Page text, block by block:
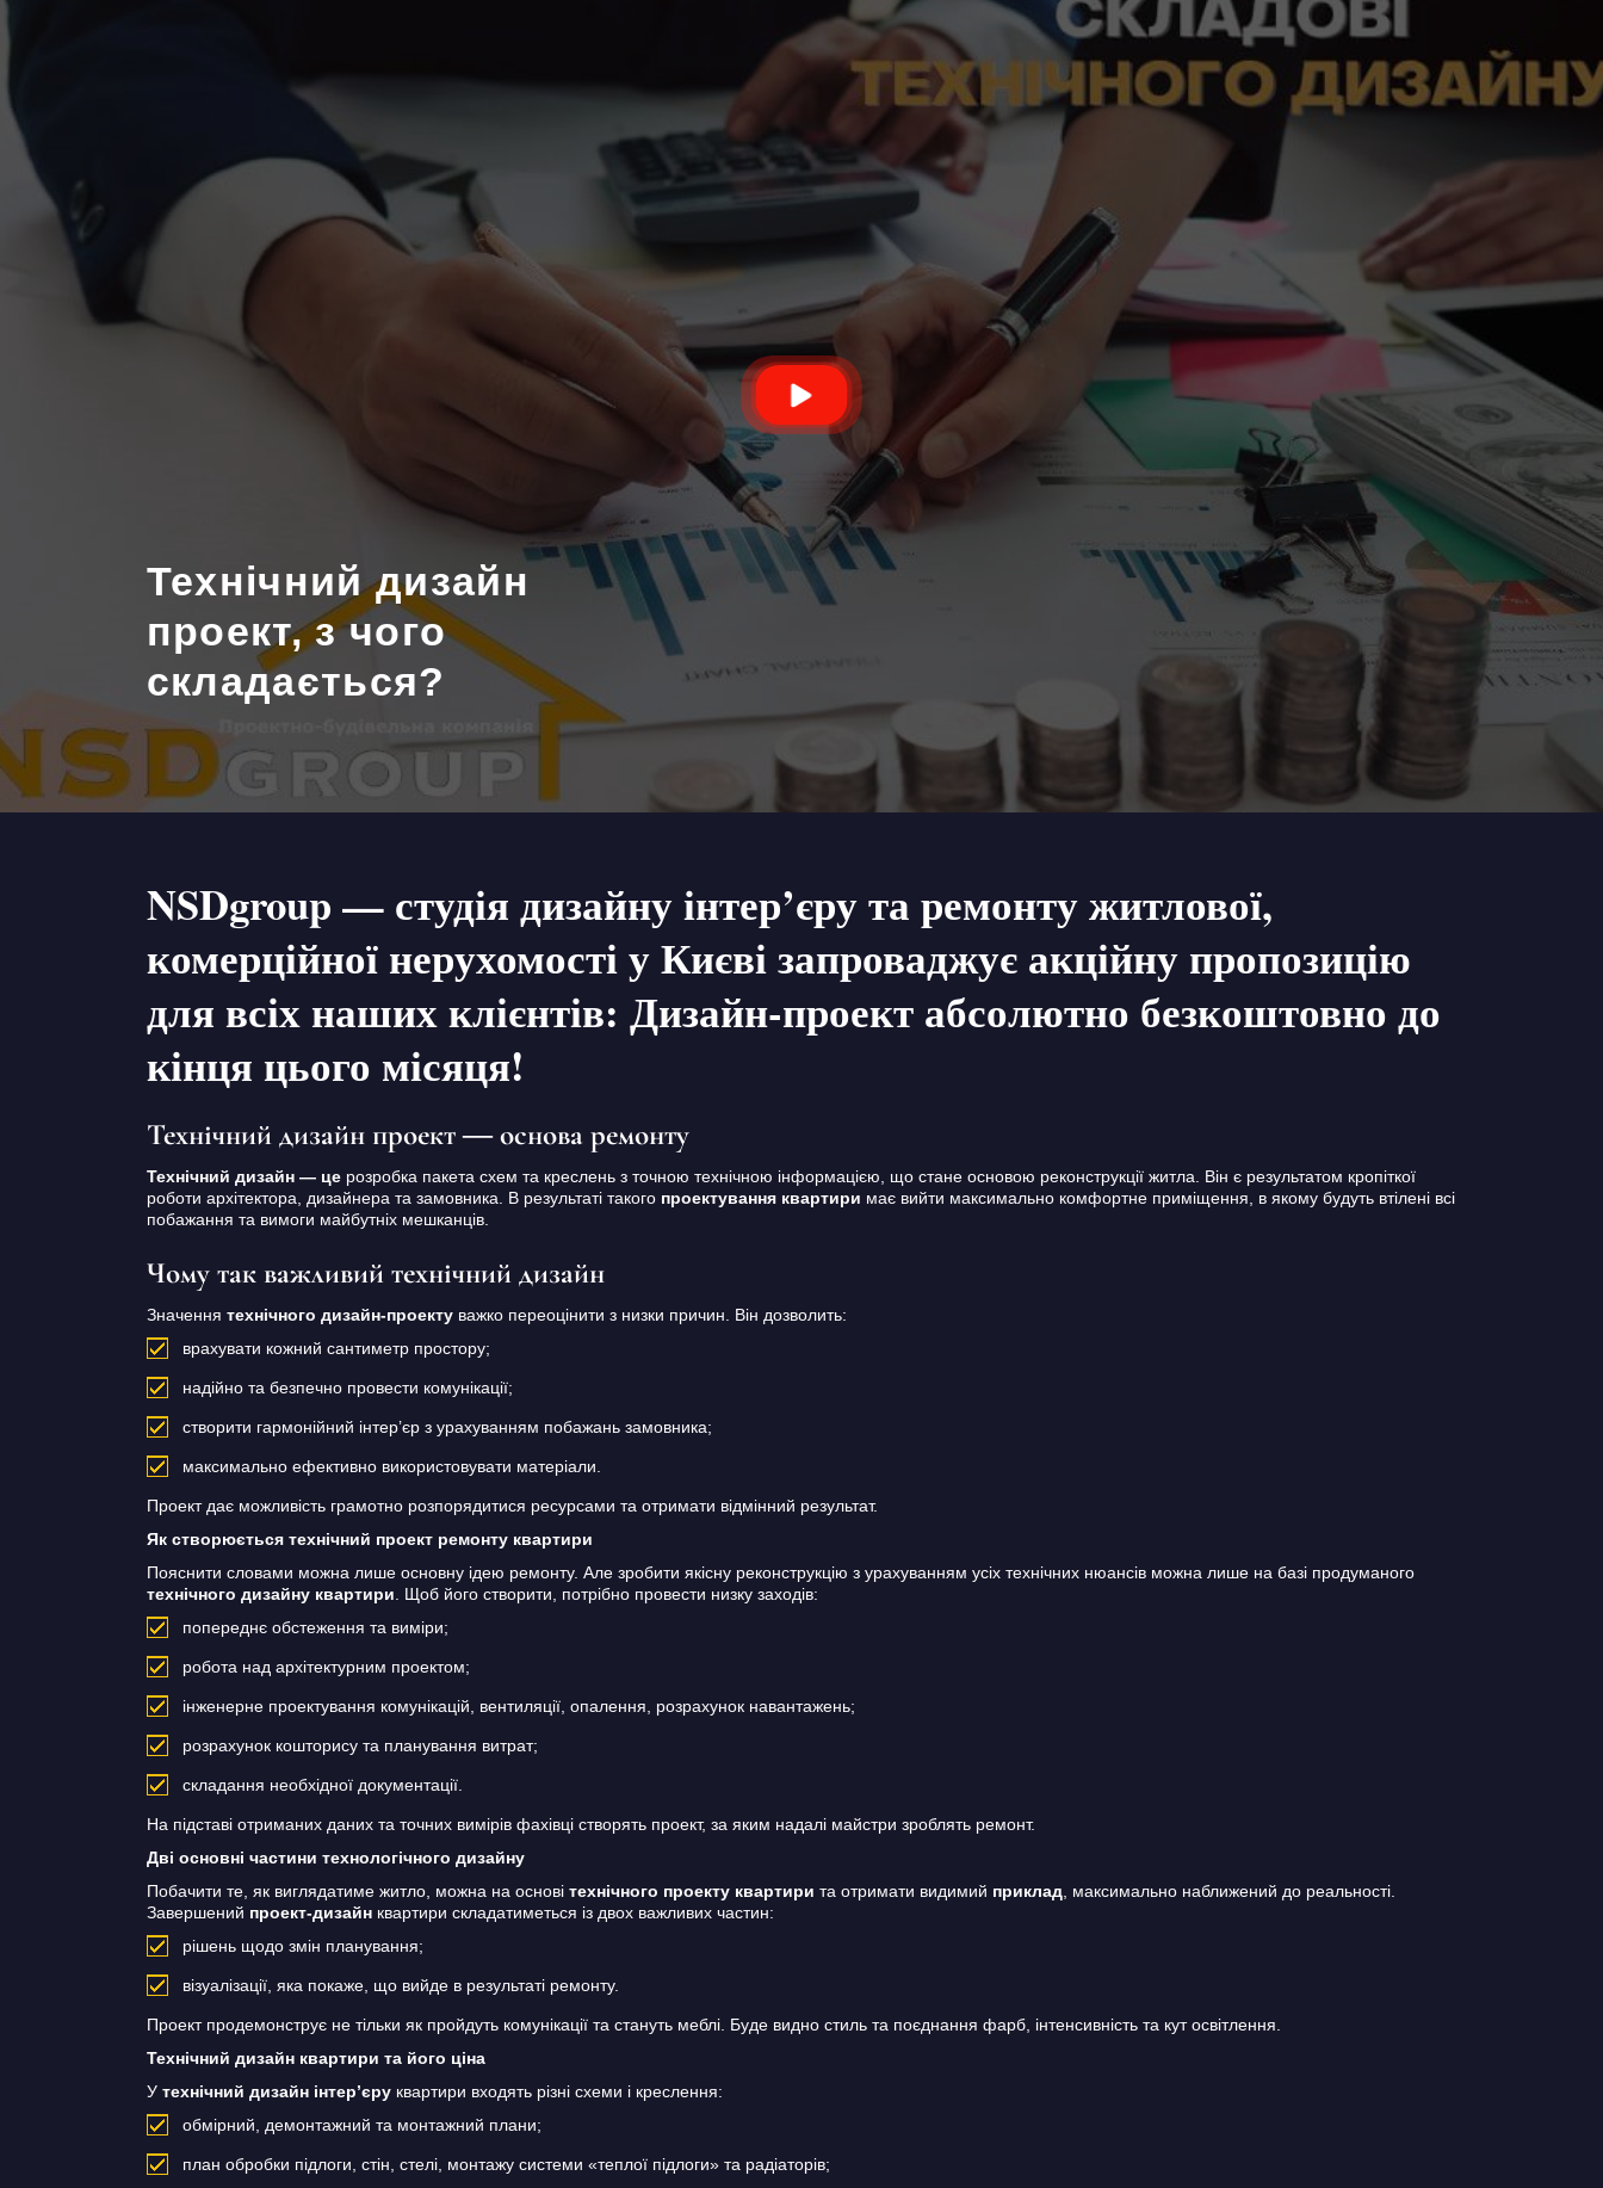
Технічний дизайн
проект, з чого
складається?
NSDgroup — студія дизайну інтер’єру та ремонту житлової,
комерційної нерухомості у Києві запроваджує акційну пропозицію
для всіх наших клієнтів: Дизайн-проект абсолютно безкоштовно до
кінця цього місяця!
Технічний дизайн проект — основа ремонту
Технічний дизайн — церозробка пакета схем та креслень з точною технічною інформацією, що стане основою реконструкції житла. Він є результатом кропіткої
роботи архітектора, дизайнера та замовника. В результаті такого проектування квартири має вийти максимально комфортне приміщення, в якому будуть втілені всі
побажання та вимоги майбутніх мешканців.
Чому так важливий технічний дизайн
Значення технічного дизайн-проектуважко переоцінити з низки причин. Він дозволить:
врахувати кожний сантиметр простору;
надійно та безпечно провести комунікації;
створити гармонійний інтер’єр з урахуванням побажань замовника;
максимально ефективно використовувати матеріали.
Проект дає можливість грамотно розпорядитися ресурсами та отримати відмінний результат.
Як створюється технічний проект ремонту квартири
Пояснити словами можна лише основну ідею ремонту. Але зробити якісну реконструкцію з урахуванням усіх технічних нюансів можна лише на базі продуманого
технічного дизайну квартири . Щоб його створити, потрібно провести низку заходів:
попереднє обстеження та виміри;
робота над архітектурним проектом;
інженерне проектування комунікацій, вентиляції, опалення, розрахунок навантажень;
розрахунок кошторису та планування витрат;
складання необхідної документації.
На підставі отриманих даних та точних вимірів фахівці створять проект, за яким надалі майстри зроблять ремонт.
Дві основні частини технологічного дизайну
Побачити те, як виглядатиме житло, можна на основі технічного проекту квартири та отримати видимий приклад, максимально наближений до реальності.
Завершений проект-дизайнквартири складатиметься із двох важливих частин:
рішень щодо змін планування;
візуалізації, яка покаже, що вийде в результаті ремонту.
Проект продемонструє не тільки як пройдуть комунікації та стануть меблі. Буде видно стиль та поєднання фарб, інтенсивність та кут освітлення.
Технічний дизайн квартири та його ціна
У технічний дизайн інтер’єруквартири входять різні схеми і креслення:
обмірний, демонтажний та монтажний плани;
план обробки підлоги, стін, стелі, монтажу системи «теплої підлоги» та радіаторів;